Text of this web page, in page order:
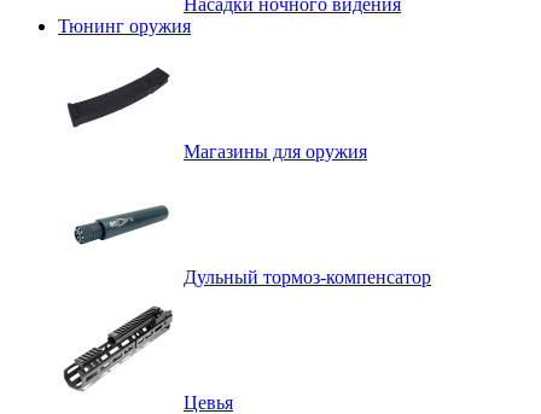
Насадки ночного видения
Тюнинг оружия
Магазины для оружия
Дульный тормоз-компенсатор
Цевья